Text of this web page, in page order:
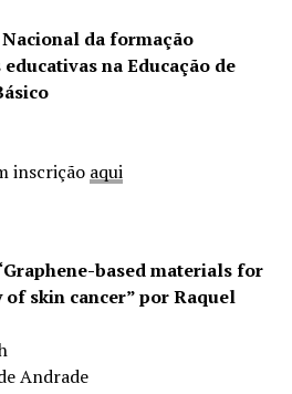
da formação
na Educação de
inscrição aqui
based materials for
skin cancer” por Raquel
Andrade